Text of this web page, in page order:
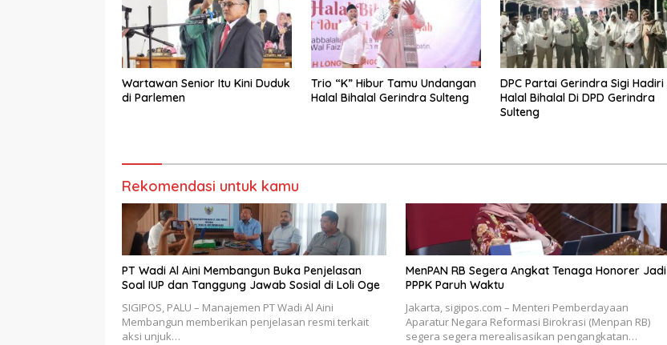
Wartawan Senior Itu Kini Duduk
di Parlemen
Trio “K” Hibur Tamu Undangan
Halal Bihalal Gerindra Sulteng
DPC Partai Gerindra Sigi Hadiri
Halal Bihalal Di DPD Gerindra
Sulteng
Rekomendasi untuk kamu
PT Wadi Al Aini Membangun Buka Penjelasan
Soal IUP dan Tanggung Jawab Sosial di Loli Oge
SIGIPOS, PALU – Manajemen PT Wadi Al Aini
Membangun memberikan penjelasan resmi terkait
aksi unjuk…
MenPAN RB Segera Angkat Tenaga Honorer Jadi
PPPK Paruh Waktu
Jakarta, sigipos.com – Menteri Pemberdayaan
Aparatur Negara Reformasi Birokrasi (Menpan RB)
segera segera merealisasikan pengangkatan…